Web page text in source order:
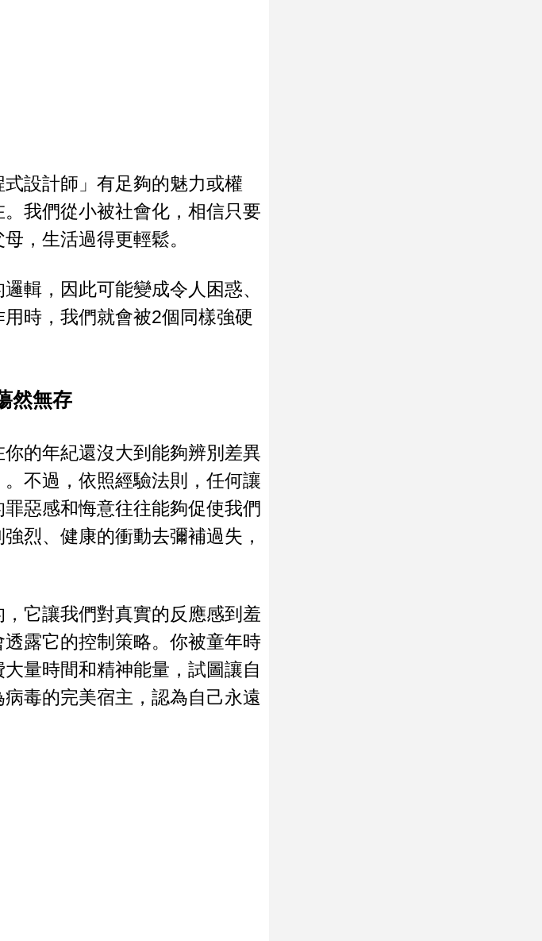
設計師」有足夠的魅力或權
我們從小被社會化，相信只要
，生活過得更輕鬆。
輯，因此可能變成令人困惑、
時，我們就會被2個同樣強硬
然無存
的年紀還沒大到能夠辨別差異
不過，依照經驗法則，任何讓
惡感和悔意往往能夠促使我們
烈、健康的衝動去彌補過失，
它讓我們對真實的反應感到羞
露它的控制策略。你被童年時
量時間和精神能量，試圖讓自
毒的完美宿主，認為自己永遠